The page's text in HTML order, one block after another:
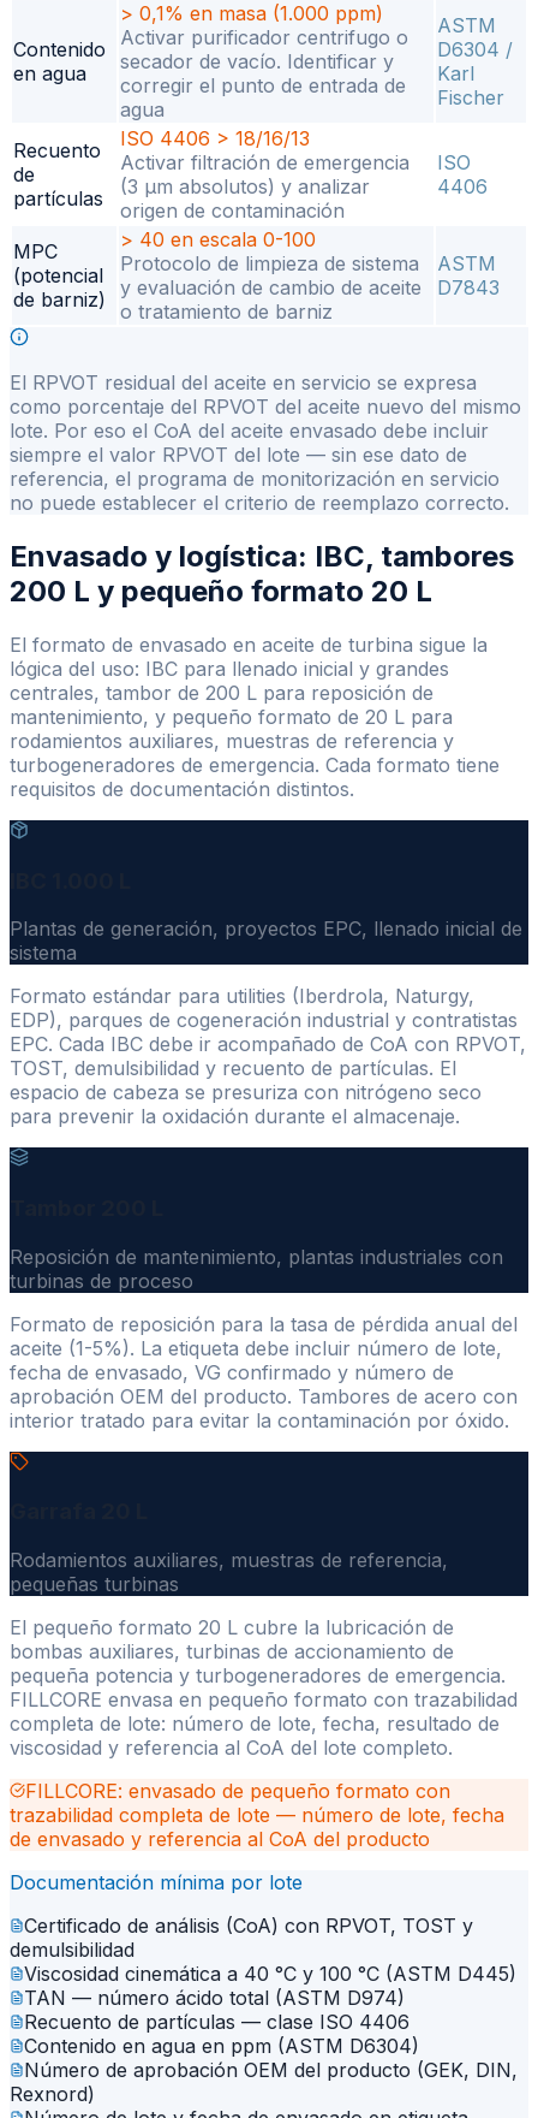
Contenido
en agua
> 0,1% en masa (1.000 ppm)
Activar purificador centrifugo o
secador de vacío. Identificar y
corregir el punto de entrada de
agua
ASTM
D6304 /
Karl
Fischer
Recuento
de
partículas
ISO 4406 > 18/16/13
Activar filtración de emergencia
(3 µm absolutos) y analizar
origen de contaminación
ISO
4406
MPC
(potencial
de barniz)
> 40 en escala 0-100
Protocolo de limpieza de sistema
y evaluación de cambio de aceite
o tratamiento de barniz
ASTM
D7843
El RPVOT residual del aceite en servicio se expresa
como porcentaje del RPVOT del aceite nuevo del mismo
lote. Por eso el CoA del aceite envasado debe incluir
siempre el valor RPVOT del lote — sin ese dato de
referencia, el programa de monitorización en servicio
no puede establecer el criterio de reemplazo correcto.
Envasado y logística: IBC, tambores
200 L y pequeño formato 20 L
El formato de envasado en aceite de turbina sigue la
lógica del uso: IBC para llenado inicial y grandes
centrales, tambor de 200 L para reposición de
mantenimiento, y pequeño formato de 20 L para
rodamientos auxiliares, muestras de referencia y
turbogeneradores de emergencia. Cada formato tiene
requisitos de documentación distintos.
Plantas de generación, proyectos EPC, llenado inicial de
sistema
Formato estándar para utilities (Iberdrola, Naturgy,
EDP), parques de cogeneración industrial y contratistas
EPC. Cada IBC debe ir acompañado de CoA con RPVOT,
TOST, demulsibilidad y recuento de partículas. El
espacio de cabeza se presuriza con nitrógeno seco
para prevenir la oxidación durante el almacenaje.
Reposición de mantenimiento, plantas industriales con
turbinas de proceso
Formato de reposición para la tasa de pérdida anual del
aceite (1-5%). La etiqueta debe incluir número de lote,
fecha de envasado, VG confirmado y número de
aprobación OEM del producto. Tambores de acero con
interior tratado para evitar la contaminación por óxido.
Rodamientos auxiliares, muestras de referencia,
pequeñas turbinas
El pequeño formato 20 L cubre la lubricación de
bombas auxiliares, turbinas de accionamiento de
pequeña potencia y turbogeneradores de emergencia.
FILLCORE envasa en pequeño formato con trazabilidad
completa de lote: número de lote, fecha, resultado de
viscosidad y referencia al CoA del lote completo.
FILLCORE: envasado de pequeño formato con
trazabilidad completa de lote — número de lote, fecha
de envasado y referencia al CoA del producto
Documentación mínima por lote
Certificado de análisis (CoA) con RPVOT, TOST y
demulsibilidad
Viscosidad cinemática a 40 °C y 100 °C (ASTM D445)
TAN — número ácido total (ASTM D974)
Recuento de partículas — clase ISO 4406
Contenido en agua en ppm (ASTM D6304)
Número de aprobación OEM del producto (GEK, DIN,
Rexnord)